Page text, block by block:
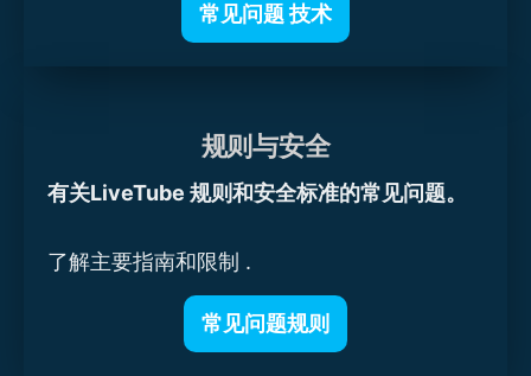
常见问题 技术
规则与安全
有关LiveTube 规则和安全标准的常见问题。
了解主要指南和限制 .
常见问题规则